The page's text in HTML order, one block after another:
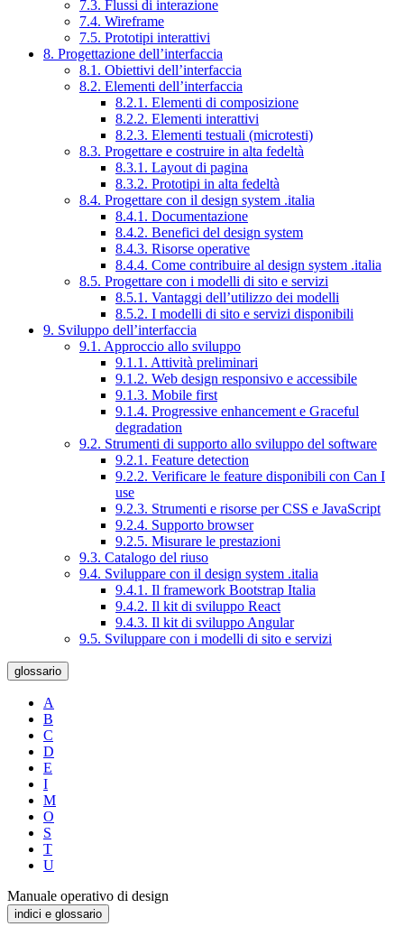
7.3. Flussi di interazione
7.4. Wireframe
7.5. Prototipi interattivi
8. Progettazione dell’interfaccia
8.1. Obiettivi dell’interfaccia
8.2. Elementi dell’interfaccia
8.2.1. Elementi di composizione
8.2.2. Elementi interattivi
8.2.3. Elementi testuali (microtesti)
8.3. Progettare e costruire in alta fedeltà
8.3.1. Layout di pagina
8.3.2. Prototipi in alta fedeltà
8.4. Progettare con il design system .italia
8.4.1. Documentazione
8.4.2. Benefici del design system
8.4.3. Risorse operative
8.4.4. Come contribuire al design system .italia
8.5. Progettare con i modelli di sito e servizi
8.5.1. Vantaggi dell’utilizzo dei modelli
8.5.2. I modelli di sito e servizi disponibili
9. Sviluppo dell’interfaccia
9.1. Approccio allo sviluppo
9.1.1. Attività preliminari
9.1.2. Web design responsivo e accessibile
9.1.3. Mobile first
9.1.4. Progressive enhancement e Graceful
degradation
9.2. Strumenti di supporto allo sviluppo del software
9.2.1. Feature detection
9.2.2. Verificare le feature disponibili con Can I
use
9.2.3. Strumenti e risorse per CSS e JavaScript
9.2.4. Supporto browser
9.2.5. Misurare le prestazioni
9.3. Catalogo del riuso
9.4. Sviluppare con il design system .italia
9.4.1. Il framework Bootstrap Italia
9.4.2. Il kit di sviluppo React
9.4.3. Il kit di sviluppo Angular
9.5. Sviluppare con i modelli di sito e servizi
glossario
A
B
C
D
E
I
M
O
S
T
U
Manuale operativo di design
indici e glossario